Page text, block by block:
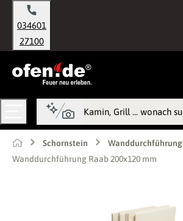
springen
034601
27100
Schornstein
Wanddurchführung
Wanddurchführung Raab 200x120 mm